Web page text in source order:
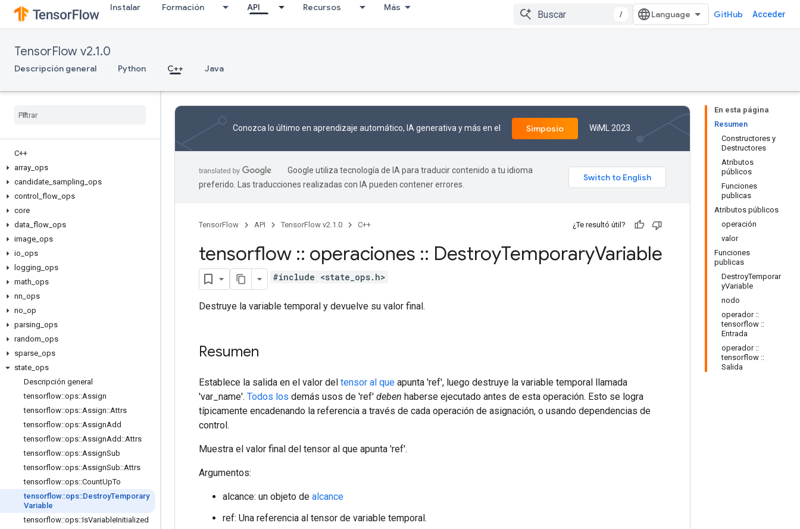
Instalar Formación API Recursos Más
/ GitHub Acceder
TensorFlow v2.1.0
Descripción general Python C++ Java
C++
array ops
candidate sampling ops
control
flow ops
core
data flow ops
image ops
io ops
logging ops
math ops
nn ops
no op
parsing ops
random ops
sparse ops
state ops
Descripción general
tensorflow::ops::Assign
tensorflow::ops::Assign::Attrs
tensorflow::ops::AssignAdd
tensorflow::ops::AssignAdd ::Attrs
tensorflow::ops::AssignSub
tensorflow::ops::AssignSub::Attrs
tensorflow::ops::CountUpTo
tensorflow::ops::DestroyTemporary
Variable
tensorflow::ops::IsVariableInitialized
En esta página
Resumen
Constructores y
Destructores
Atributos
públicos
Funciones
publicas
Atributos públicos
operación
valor
Funciones
publicas
DestroyTemporar
yVariable
nodo
operador ::
tensorflow ::
Entrada
operador ::
tensorflow ::
Salida
Conozca lo último en aprendizaje automático, IA generativa y más en el Simposio WiML 2023.
Google utiliza tecnología de IA para traducir contenido a tu idioma
preferido. Las traducciones realizadas con IA pueden contener errores.
TensorFlow API TensorFlow v2.1.0 C++ ¿Te resultó útil?
tensorflow :: operaciones :: DestroyTemporaryVariable
#include <state_ops.h>
Destruye la variable temporal y devuelve su valor final.
Resumen
Establece la salida en el valor del tensor al que apunta 'ref', luego destruye la variable temporal llamada
'var_name'. Todos los demás usos de 'ref' deben haberse ejecutado antes de esta operación. Esto se logra
típicamente encadenando la referencia a través de cada operación de asignación, o usando dependencias de
control.
Muestra el valor final del tensor al que apunta 'ref'.
Argumentos:
alcance: un objeto de alcance
ref: Una referencia al tensor de variable temporal.